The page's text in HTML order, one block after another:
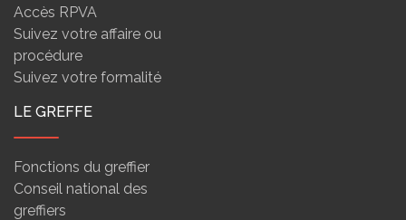
Accès RPVA
Suivez votre affaire ou
procédure
Suivez votre formalité
LE GREFFE
Fonctions du greffier
Conseil national des
greffiers